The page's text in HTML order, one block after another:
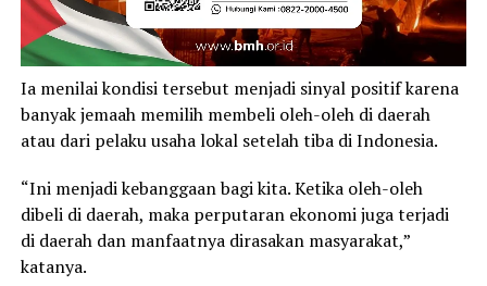
Ia menilai kondisi tersebut menjadi sinyal positif karena
banyak jemaah memilih membeli oleh-oleh di daerah
atau dari pelaku usaha lokal setelah tiba di Indonesia.
“Ini menjadi kebanggaan bagi kita. Ketika oleh-oleh
dibeli di daerah, maka perputaran ekonomi juga terjadi
di daerah dan manfaatnya dirasakan masyarakat,”
katanya.